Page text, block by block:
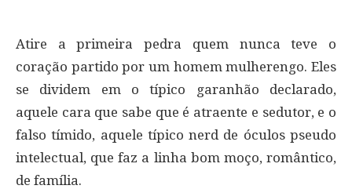
Atire a primeira pedra quem nunca teve o
coração partido por um homem mulherengo. Eles
se dividem em o típico garanhão declarado,
aquele cara que sabe que é atraente e sedutor, e o
falso tímido, aquele típico nerd de óculos pseudo
intelectual, que faz a linha bom moço, romântico,
de família.